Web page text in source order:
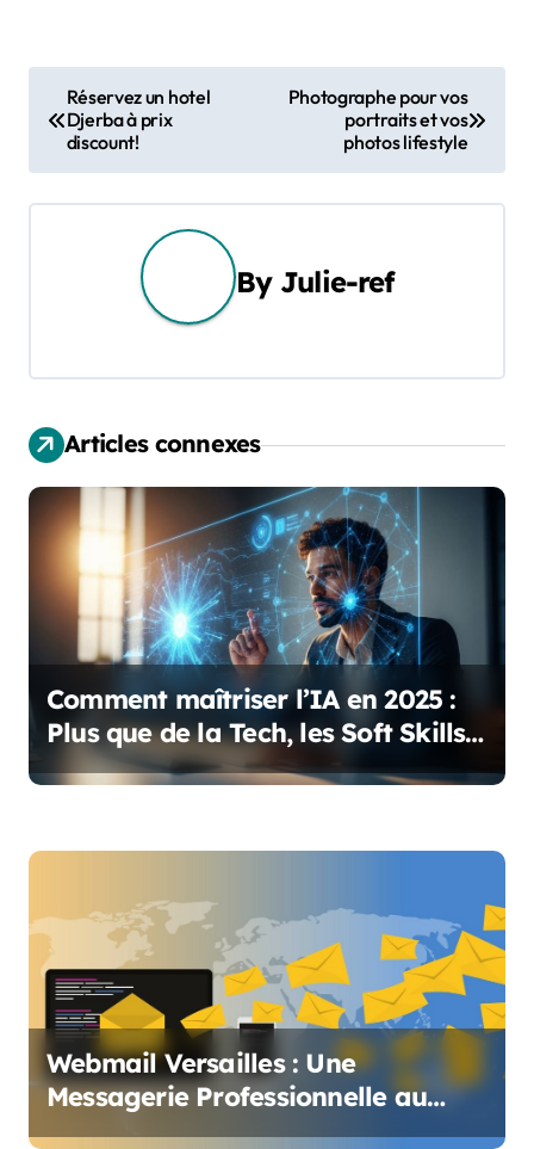
a
v
t
i
o
n
d
e
’
a
t
i
c
l
e
Réservez un hotel
Djerba à prix
discount!
Photographe pour vos
portraits et vos
photos lifestyle
By Julie-ref
Articles connexes
Comment maîtriser l’IA en 2025 :
Plus que de la Tech, les Soft Skills
Indispensables
Webmail Versailles : Une
Messagerie Professionnelle au
Service des Enseignants et du